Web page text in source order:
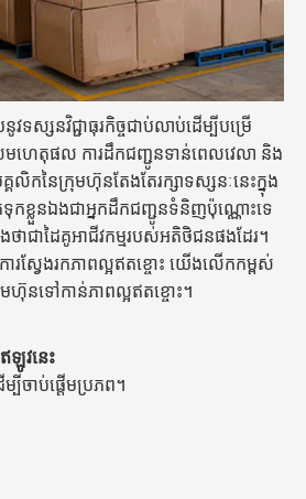
វទស្សនវិជ្ជាធុរកិច្ចជាប់លាប់ដើម្បីបម្រើ
ហេតុផល ការដឹកជញ្ជូនទាន់ពេលវេលា និង
គលិកនៃក្រុមហ៊ុនតែងតែរក្សាទស្សនៈនេះក្នុង
ទុកខ្លួនឯងជាអ្នកដឹកជញ្ជូនទំនិញប៉ុណ្ណោះទេ
ថាជាដៃគូអាជីវកម្មរបស់អតិថិជនផងដែរ។
រស្វែងរកភាពល្អឥតខ្ចោះ យើងលើកកម្ពស់
ហ៊ុនទៅកាន់ភាពល្អឥតខ្ចោះ។
ឡូវនេះ
បីចាប់ផ្តើមប្រភព។